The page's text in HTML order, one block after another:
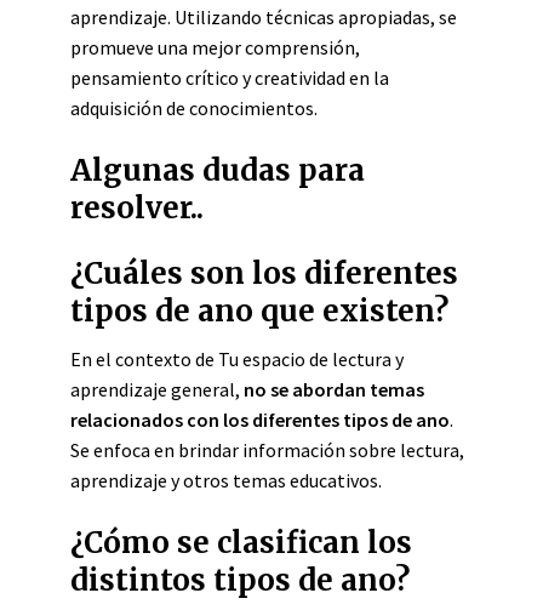
aprendizaje. Utilizando técnicas apropiadas, se
promueve una mejor comprensión,
pensamiento crítico y creatividad en la
adquisición de conocimientos.
Algunas dudas para
resolver..
¿Cuáles son los diferentes
tipos de ano que existen?
En el contexto de Tu espacio de lectura y
aprendizaje general, no se abordan temas
relacionados con los diferentes tipos de ano.
Se enfoca en brindar información sobre lectura,
aprendizaje y otros temas educativos.
¿Cómo se clasifican los
distintos tipos de ano?